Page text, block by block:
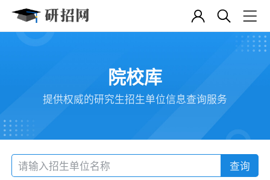
院校库
提供权威的研究生招生单位信息查询服务
查询